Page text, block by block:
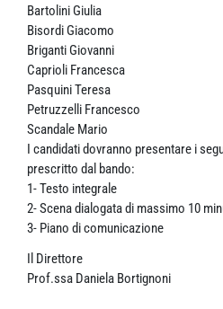
Bartolini Giulia
Bisordi Giacomo
Briganti Giovanni
Caprioli Francesca
Pasquini Teresa
Petruzzelli Francesco
Scandale Mario
I candidati dovranno presentare i
prescritto dal bando:
1- Testo integrale
2- Scena dialogata di massimo 10
3- Piano di comunicazione
Il Direttore
Prof.ssa Daniela Bortignoni